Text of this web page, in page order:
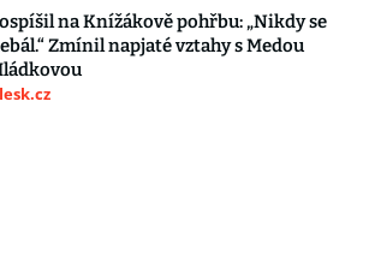
na Knížákově pohřbu: „Nikdy se
Zmínil napjaté vztahy s Medou